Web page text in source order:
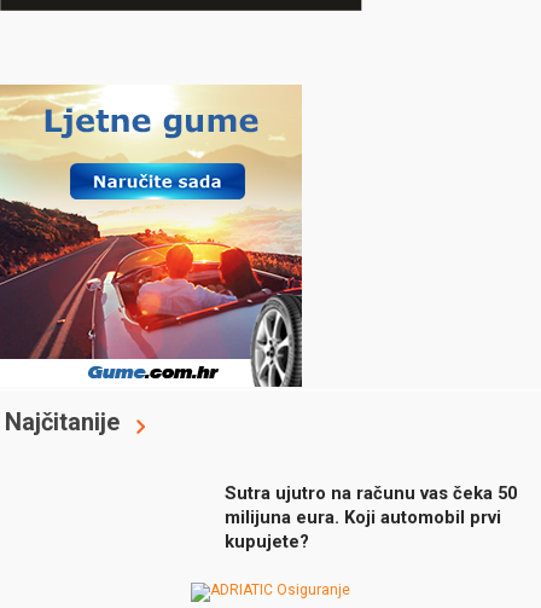
Najčitanije
Sutra ujutro na računu vas čeka 50
milijuna eura. Koji automobil prvi
kupujete?